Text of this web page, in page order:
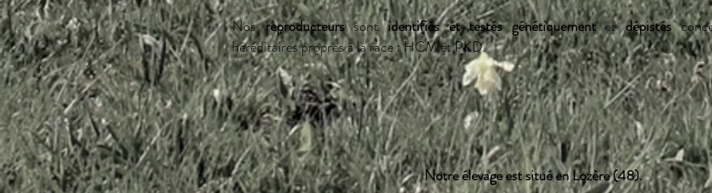
Nosreproducteurssontidentifiés et testés génétiquementetdépistés
héréditaires propres à la race : HCM et PKD.
Notre élevage est situé en Lozère (48).